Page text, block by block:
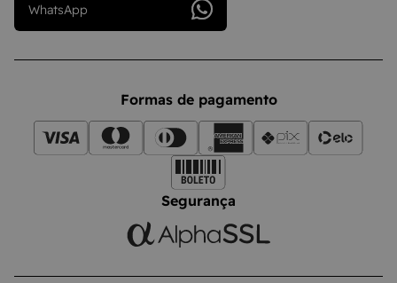
WhatsApp
Formas de pagamento
Segurança